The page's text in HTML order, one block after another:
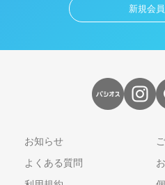
新規会
お知らせ
よくある質問